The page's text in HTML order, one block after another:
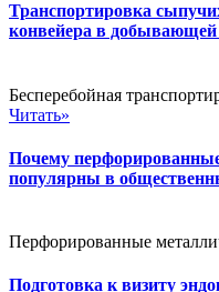
Транспортировка
конвейера в
Бесперебойная
Читать»
Почему
популярны в
Перфорированные
Подготовка к визиту